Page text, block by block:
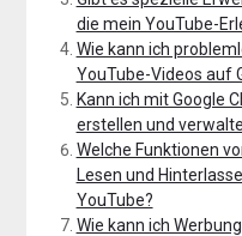
die mein YouTube-
Wie kann ich
YouTube-Videos auf
Kann ich mit Google
erstellen und
Welche Funktionen
Lesen und
YouTube?
Wie kann ich